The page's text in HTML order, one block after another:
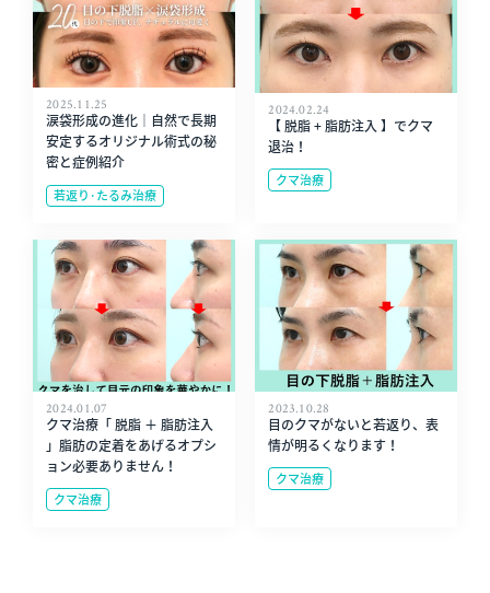
2025.11.25
涙袋形成の進化｜自然で長期
安定するオリジナル術式の秘
密と症例紹介
若返り･たるみ治療
2024.02.24
【 脱脂 + 脂肪注入 】でクマ
退治！
クマ治療
2024.01.07
クマ治療「 脱脂 ＋ 脂肪注入
」脂肪の定着をあげるオプシ
ョン必要ありません！
クマ治療
2023.10.28
目のクマがないと若返り、表
情が明るくなります！
クマ治療